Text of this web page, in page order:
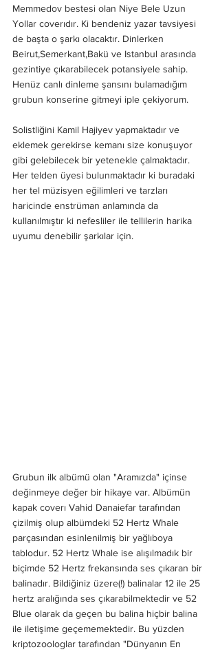
Memmedov bestesi olan Niye Bele Uzun
Yollar coverıdır. Ki bendeniz yazar tavsiyesi
de başta o şarkı olacaktır. Dinlerken
Beirut,Semerkant,Bakü ve Istanbul arasında
gezintiye çıkarabilecek potansiyele sahip.
Henüz canlı dinleme şansını bulamadığım
grubun konserine gitmeyi iple çekiyorum.
Solistliğini Kamil Hajiyev yapmaktadır ve
eklemek gerekirse kemanı size konuşuyor
gibi gelebilecek bir yetenekle çalmaktadır.
Her telden üyesi bulunmaktadır ki buradaki
her tel müzisyen eğilimleri ve tarzları
haricinde enstrüman anlamında da
kullanılmıştır ki nefesliler ile tellilerin harika
uyumu denebilir şarkılar için.
Grubun ilk albümü olan "Aramızda" içinse
değinmeye değer bir hikaye var. Albümün
kapak coverı Vahid Danaiefar tarafından
çizilmiş olup albümdeki 52 Hertz Whale
parçasından esinlenilmiş bir yağlıboya
tablodur. 52 Hertz Whale ise alışılmadık bir
biçimde 52 Hertz frekansında ses çıkaran bir
balinadır. Bildiğiniz üzere(!) balinalar 12 ile 25
hertz aralığında ses çıkarabilmektedir ve 52
Blue olarak da geçen bu balina hiçbir balina
ile iletişime geçememektedir. Bu yüzden
kriptozoologlar tarafından "Dünyanın En